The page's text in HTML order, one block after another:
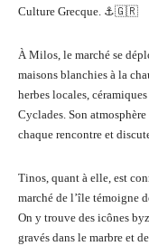
Culture Grecque. ⚓🇬🇷
À Milos, le marché se
maisons blanchies à la
herbes locales,
Cyclades. Son
chaque rencontre et
Tinos, quant à elle, est
marché de l’île témoigne
On y trouve des icônes
gravés dans le marbre et